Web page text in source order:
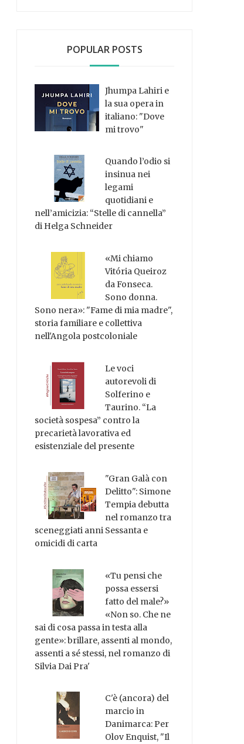
POPULAR POSTS
Jhumpa Lahiri e
la sua opera in
italiano: "Dove
mi trovo"
Quando l’odio si
insinua nei
legami
quotidiani e
nell’amicizia: “Stelle di cannella”
di Helga Schneider
«Mi chiamo
Vitória Queiroz
da Fonseca.
Sono donna.
Sono nera»: "Fame di mia madre",
storia familiare e collettiva
nell'Angola postcoloniale
Le voci
autorevoli di
Solferino e
Taurino. “La
società sospesa” contro la
precarietà lavorativa ed
esistenziale del presente
"Gran Galà con
Delitto": Simone
Tempia debutta
nel romanzo tra
sceneggiati anni Sessanta e
omicidi di carta
«Tu pensi che
possa essersi
fatto del male?»
«Non so. Che ne
sai di cosa passa in testa alla
gente»: brillare, assenti al mondo,
assenti a sé stessi, nel romanzo di
Silvia Dai Pra'
C'è (ancora) del
marcio in
Danimarca: Per
Olov Enquist, "Il